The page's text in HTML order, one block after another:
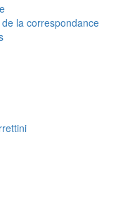
la correspondance